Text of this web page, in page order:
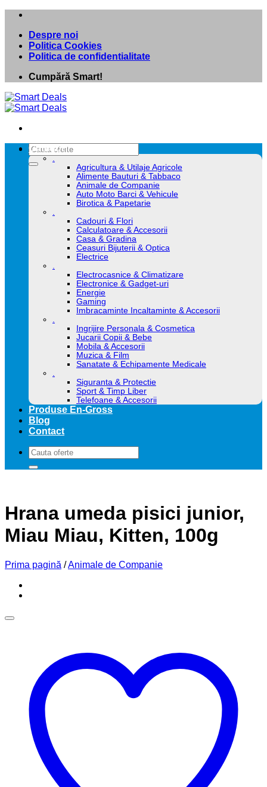
Skip
contentDespre noi
Politica Cookies
Politica de confidentialitate
Cumpără Smart!
Caută
după:
Categorii
.
Agricultura & Utilaje Agricole
Alimente Bauturi & Tabbaco
Animale de Companie
Auto Moto Barci & Vehicule
Birotica & Papetarie
.
Cadouri & Flori
Calculatoare & Accesorii
Casa & Gradina
Ceasuri Bijuterii & Optica
Electrice
.
Electrocasnice & Climatizare
Electronice & Gadget-uri
Energie
Gaming
Imbracaminte Incaltaminte & Accesorii
.
Ingrijire Personala & Cosmetica
Jucarii Copii & Bebe
Mobila & Accesorii
Muzica & Film
Sanatate & Echipamente Medicale
.
Siguranta & Protectie
Sport & Timp Liber
Telefoane & Accesorii
Produse En-Gross
Blog
Contact
Caută
după:
Hrana umeda pisici junior,
Miau Miau, Kitten, 100g
Prima pagină /Animale de Companie